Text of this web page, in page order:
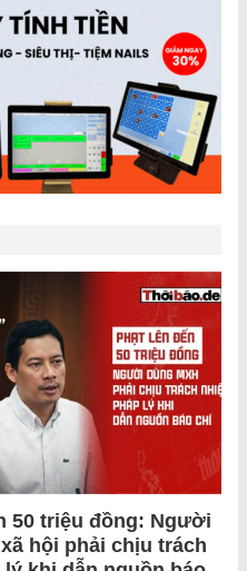
50 triệu đồng: Người
hội phải chịu trách